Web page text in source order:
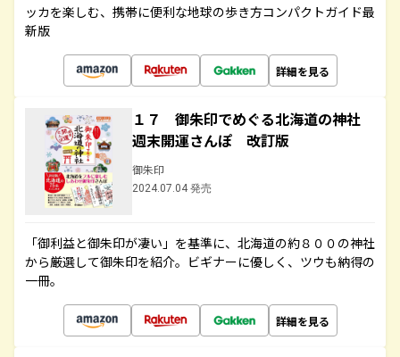
ッカを楽しむ、携帯に便利な地球の歩き方コンパクトガイド最
新版
詳細を見る
１７ 御朱印でめぐる北海道の神社
週末開運さんぽ 改訂版
御朱印
2024.07.04 発売
「御利益と御朱印が凄い」を基準に、北海道の約８００の神社
から厳選して御朱印を紹介。ビギナーに優しく、ツウも納得の
一冊。
詳細を見る